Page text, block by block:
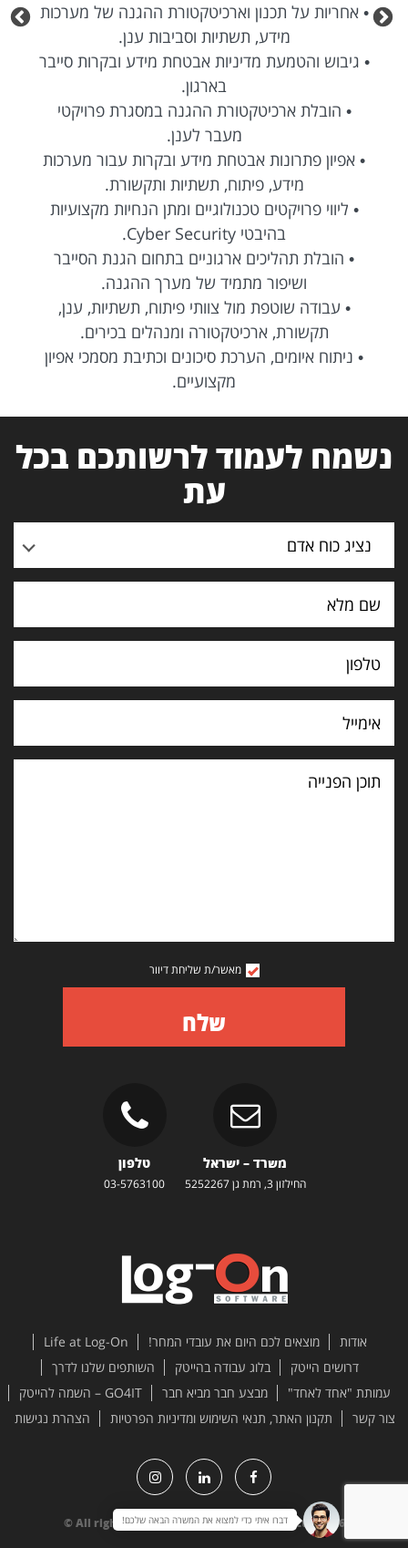
• אחריות על תכנון וארכיטקטורת ההגנה של מערכות
מידע, תשתיות וסביבות ענן.
• גיבוש והטמעת מדיניות אבטחת מידע ובקרות סייבר
בארגון.
• הובלת ארכיטקטורת ההגנה במסגרת פרויקטי
מעבר לענן.
• אפיון פתרונות אבטחת מידע ובקרות עבור מערכות
מידע, פיתוח, תשתיות ותקשורת.
• ליווי פרויקטים טכנולוגיים ומתן הנחיות מקצועיות
בהיבטי Cyber Security.
• הובלת תהליכים ארגוניים בתחום הגנת הסייבר
ושיפור מתמיד של מערך ההגנה.
• עבודה שוטפת מול צוותי פיתוח, תשתיות, ענן,
תקשורת, ארכיטקטורה ומנהלים בכירים.
• ניתוח איומים, הערכת סיכונים וכתיבת מסמכי אפיון
מקצועיים.
נשמח לעמוד לרשותכם בכל
עת
נציג כוח אדם
תוכן
הפנייה
מאשר/ת שליחת דיוור
שלח
משרד – ישראל
החילזון 3, רמת גן 5252267
טלפון
03-5763100
אודות מוצאים לכם היום את עובדי המחר!
Life at Log-On
דרושים הייטק
בלוג עבודה בהייטק
השותפים שלנו לדרך
עמותת "אחד לאחד"
מבצע חבר מביא חבר
GO4IT – השמה להייטק
צור קשר
תקנון האתר, תנאי השימוש ומדיניות הפרטיות הצהרת נגישות
All rights reserved to Log-On Software Ltd. 2026 ©
דברו איתי כדי למצוא את המשרה הבאה שלכם!